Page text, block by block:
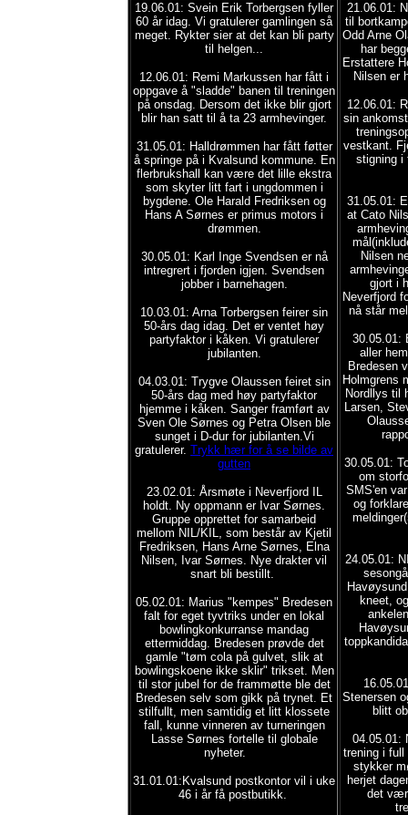
19.06.01: Svein Erik Torbergsen fyller
60 år idag. Vi gratulerer gamlingen så
meget. Rykter sier at det kan bli party
til helgen...
12.06.01: Remi Markussen har fått i
oppgave å "sladde" banen til treningen
på onsdag. Dersom det ikke blir gjort
blir han satt til å ta 23 armhevinger.
31.05.01: Halldrømmen har fått føtter
å springe på i Kvalsund kommune. En
flerbrukshall kan være det lille ekstra
som skyter litt fart i ungdommen i
bygdene. Ole Harald Fredriksen og
Hans A Sørnes er primus motors i
drømmen.
30.05.01: Karl Inge Svendsen er nå
intregrert i fjorden igjen. Svendsen
jobber i barnehagen.
10.03.01: Arna Torbergsen feirer sin
50-års dag idag. Det er ventet høy
partyfaktor i kåken. Vi gratulerer
jubilanten.
04.03.01: Trygve Olaussen feiret sin
50-års dag med høy partyfaktor
hjemme i kåken. Sanger framført av
Sven Ole Sørnes og Petra Olsen ble
sunget i D-dur for jubilanten.Vi
gratulerer. Trykk hær for å se bilde av
gutten
23.02.01: Årsmøte i Neverfjord IL
holdt. Ny oppmann er Ivar Sørnes.
Gruppe opprettet for samarbeid
mellom NIL/KIL, som består av Kjetil
Fredriksen, Hans Arne Sørnes, Elna
Nilsen, Ivar Sørnes. Nye drakter vil
snart bli bestillt.
05.02.01: Marius "kempes" Bredesen
falt for eget tyvtriks under en lokal
bowlingkonkurranse mandag
ettermiddag. Bredesen prøvde det
gamle "tøm cola på gulvet, slik at
bowlingskoene ikke sklir" trikset. Men
til stor jubel for de frammøtte ble det
Bredesen selv som gikk på trynet. Et
stilfullt, men samtidig et litt klossete
fall, kunne vinneren av turneringen
Lasse Sørnes fortelle til globale
nyheter.
31.01.01:Kvalsund postkontor vil i uke
46 i år få postbutikk.
21.06.01:
til
Odd Arne
har
Erstattere
Nilsen er
12.06.01:
sin
vestkant.
stigning i
31.05.01:
at Cato
Nilsen
gjort i
Neverfjord
nå står
30.05.01:
aller
Bredesen
Holmgrens
Nordllys til
Larsen,
30.05.01:
om
SMS'en
og
24.05.01:
kneet,
Stenersen
blitt
04.05.01:
trening i
stykker
herjet
det